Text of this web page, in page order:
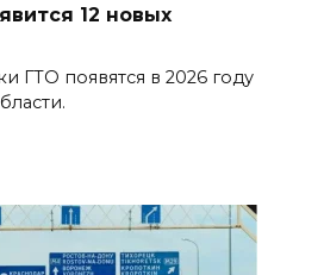
12 новых
ГТО появятся в 2026 году